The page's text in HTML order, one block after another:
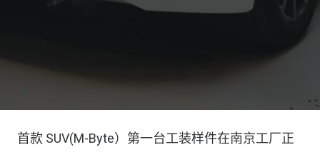
首款 SUV(M-Byte）第一台工装样件在南京工厂正